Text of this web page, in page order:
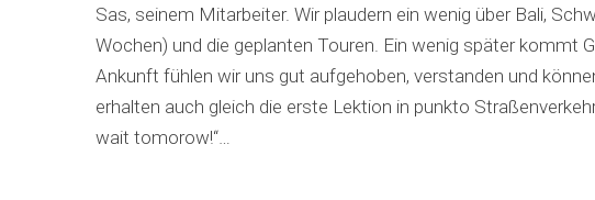
Sas, seinem Mitarbeiter. Wir plaudern ein wenig über Bali,
Wochen) und die geplanten Touren. Ein wenig später kommt
Ankunft fühlen wir uns gut aufgehoben, verstanden und
erhalten auch gleich die erste Lektion in punkto
wait tomorow!“…
S
e
r
c